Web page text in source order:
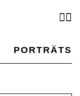
PORTRÄTS